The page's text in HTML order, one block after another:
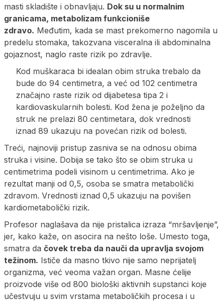
masti skladište i obnavljaju. Dok su u normalnim
granicama, metabolizam funkcioniše
zdravo. Međutim, kada se mast prekomerno nagomila u
predelu stomaka, takozvana visceralna ili abdominalna
gojaznost, naglo raste rizik po zdravlje.
Kod muškaraca bi idealan obim struka trebalo da
bude do 94 centimetra, a već od 102 centimetra
značajno raste rizik od dijabetesa tipa 2 i
kardiovaskularnih bolesti. Kod žena je poželjno da
struk ne prelazi 80 centimetara, dok vrednosti
iznad 89 ukazuju na povećan rizik od bolesti.
Treći, najnoviji pristup zasniva se na odnosu obima
struka i visine. Dobija se tako što se obim struka u
centimetrima podeli visinom u centimetrima. Ako je
rezultat manji od 0,5, osoba se smatra metabolički
zdravom. Vrednosti iznad 0,5 ukazuju na povišen
kardiometabolički rizik.
Profesor naglašava da nije pristalica izraza “mršavljenje”,
jer, kako kaže, on asocira na nešto loše. Umesto toga,
smatra da čovek treba da nauči da upravlja svojom
težinom. Ističe da masno tkivo nije samo neprijatelj
organizma, već veoma važan organ. Masne ćelije
proizvode više od 800 biološki aktivnih supstanci koje
učestvuju u svim vrstama metaboličkih procesa i u